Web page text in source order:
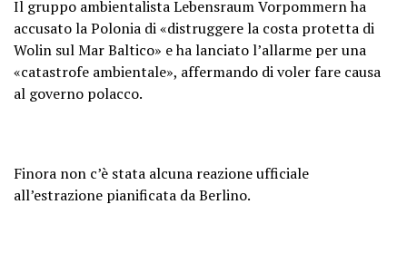
Il gruppo ambientalista Lebensraum Vorpommern ha
accusato la Polonia di «distruggere la costa protetta di
Wolin sul Mar Baltico» e ha lanciato l’allarme per una
«catastrofe ambientale», affermando di voler fare causa
al governo polacco.
Finora non c’è stata alcuna reazione ufficiale
all’estrazione pianificata da Berlino.